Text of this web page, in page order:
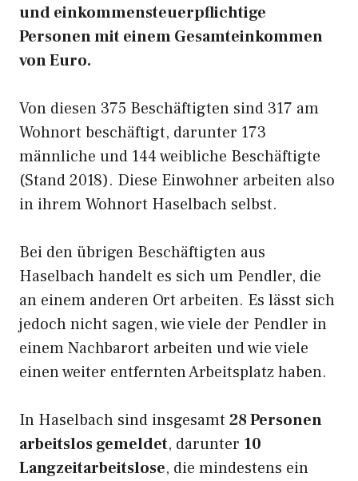
und einkommensteuerpflichtige
Personen mit einem Gesamteinkommen
von Euro.
Von diesen 375 Beschäftigten sind 317 am
Wohnort beschäftigt, darunter 173
männliche und 144 weibliche Beschäftigte
(Stand 2018). Diese Einwohner arbeiten also
in ihrem Wohnort Haselbach selbst.
Bei den übrigen Beschäftigten aus
Haselbach handelt es sich um Pendler, die
an einem anderen Ort arbeiten. Es lässt sich
jedoch nicht sagen, wie viele der Pendler in
einem Nachbarort arbeiten und wie viele
einen weiter entfernten Arbeitsplatz haben.
In Haselbach sind insgesamt 28 Personen
arbeitslos gemeldet, darunter 10
Langzeitarbeitslose, die mindestens ein